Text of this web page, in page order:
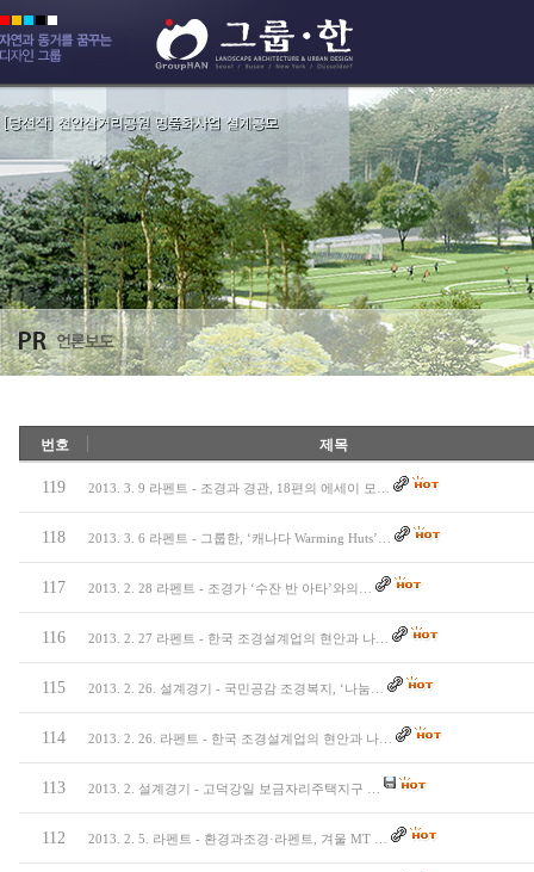
번호 제목
119 2013. 3. 9 라펜트 - 조경과 경관, 18편의 에세이 모…
118 2013. 3. 6 라펜트 - 그룹한, ‘캐나다 Warming Huts’…
117 2013. 2. 28 라펜트 - 조경가 ‘수잔 반 아타’와의…
116 2013. 2. 27 라펜트 - 한국 조경설계업의 현안과 나…
115 2013. 2. 26. 설계경기 - 국민공감 조경복지, ‘나눔…
114 2013. 2. 26. 라펜트 - 한국 조경설계업의 현안과 나…
113 2013. 2. 설계경기 - 고덕강일 보금자리주택지구 …
112 2013. 2. 5. 라펜트 - 환경과조경·라펜트, 겨울 MT …